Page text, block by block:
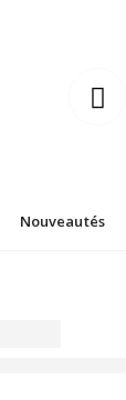
Nouveautés